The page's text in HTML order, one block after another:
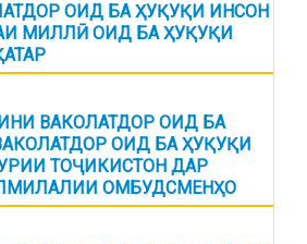
ОИД БА ҲУҚУҚИ ИНСОН
МИЛЛӢ ОИД БА ҲУҚУҚИ
ВАКОЛАТДОР ОИД БА
ОИД БА ҲУҚУҚИ
ТОҶИКИСТОН ДАР
ОМБУДСМЕНҲО